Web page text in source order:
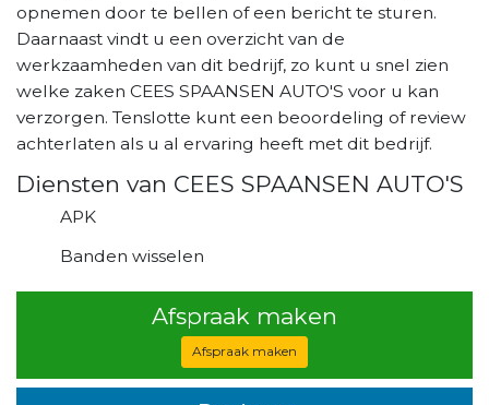
opnemen door te bellen of een bericht te sturen.
Daarnaast vindt u een overzicht van de
werkzaamheden van dit bedrijf, zo kunt u snel zien
welke zaken CEES SPAANSEN AUTO'S voor u kan
verzorgen. Tenslotte kunt een beoordeling of review
achterlaten als u al ervaring heeft met dit bedrijf.
Diensten van CEES SPAANSEN AUTO'S
APK
Banden wisselen
Afspraak maken
Afspraak maken